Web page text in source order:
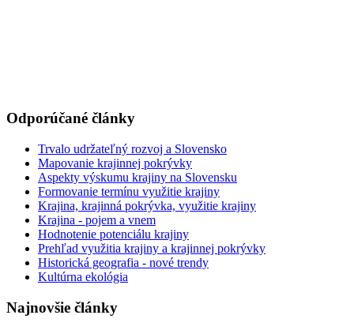
Odporúčané články
Trvalo udržateľný rozvoj a Slovensko
Mapovanie krajinnej pokrývky
Aspekty výskumu krajiny na Slovensku
Formovanie termínu využitie krajiny
Krajina, krajinná pokrývka, využitie krajiny
Krajina - pojem a vnem
Hodnotenie potenciálu krajiny
Prehľad využitia krajiny a krajinnej pokrývky
Historická geografia - nové trendy
Kultúrna ekológia
Najnovšie články